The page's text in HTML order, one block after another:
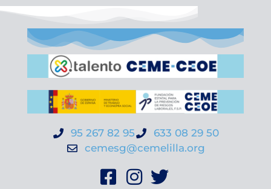
95 267 82 95
633 08 29 50
cemesg@cemelilla.org